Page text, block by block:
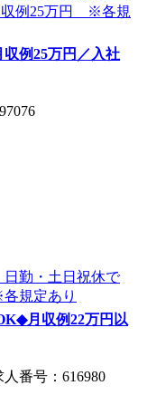
収例25万円／入社
月収例22万円以
番号：616980